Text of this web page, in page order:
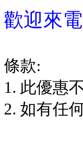
歡迎來
條款:
1. 此優惠
2. 如有任